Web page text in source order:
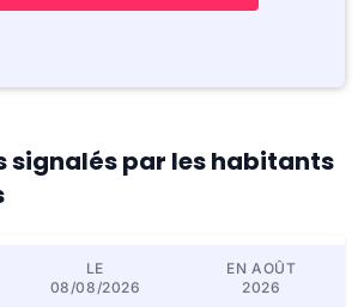
signalés par les habitants
LE
08/08/2026
EN AOÛT
2026